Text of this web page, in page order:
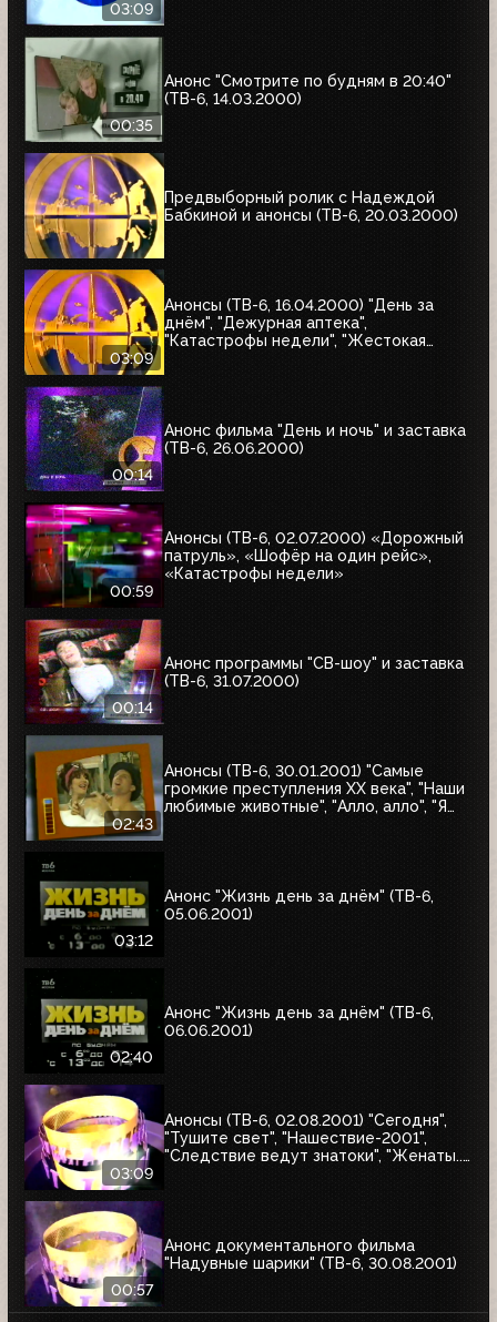
03:09
00:35
Анонс "Смотрите по будням в 20:40"
(ТВ-6, 14.03.2000)
Предвыборный ролик с Надеждой
Бабкиной и анонсы (ТВ-6, 20.03.2000)
03:09
Анонсы (ТВ-6, 16.04.2000) "День за
днём", "Дежурная аптека",
"Катастрофы недели", "Жестокая
00:14
Анонс фильма "День и ночь" и заставка
(ТВ-6, 26.06.2000)
00:59
Анонсы (ТВ-6, 02.07.2000) «Дорожный
патруль», «Шофёр на один рейс»,
«Катастрофы недели»
00:14
Анонс программы "СВ-шоу" и заставка
(ТВ-6, 31.07.2000)
02:43
Анонсы (ТВ-6, 30.01.2001) "Самые
громкие преступления XX века", "Наши
любимые животные", "Алло, алло", "Я
03:12
Анонс "Жизнь день за днём" (ТВ-6,
05.06.2001)
02:40
Анонс "Жизнь день за днём" (ТВ-6,
06.06.2001)
03:09
Анонсы (ТВ-6, 02.08.2001) "Сегодня",
"Тушите свет", "Нашествие-2001",
"Следствие ведут знатоки", "Женаты...
00:57
Анонс документального фильма
"Надувные шарики" (ТВ-6, 30.08.2001)